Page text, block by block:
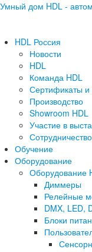
Умный дом HDL -
HDL Россия
Новости
HDL
Команда HDL
Сертификаты и
Производство
Showroom HDL
Участие в
Обучение
Оборудование
Оборудование
Диммеры
Релейные
DMX, LED,
Блоки